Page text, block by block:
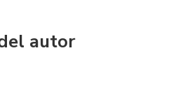
autor